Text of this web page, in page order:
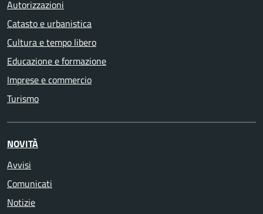
Autorizzazioni
Catasto e urbanistica
Cultura e tempo libero
Educazione e formazione
Imprese e commercio
Turismo
NOVITÀ
Avvisi
Comunicati
Notizie